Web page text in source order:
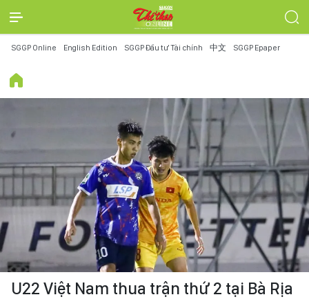
SGGP Online English Edition SGGP Đầu tư Tài chính 中文 SGGP Epaper
U22 Việt Nam thua trận thứ 2 tại Bà Rịa